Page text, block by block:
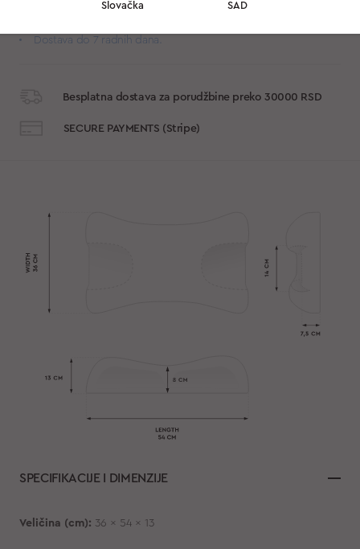
jastuka, tako da tkanina ne pravi bore u udubljenjima i ne utiče
Dostava do 7 radnih dana.
Besplatna dostava za porudžbine preko 30000 RSD
SECURE PAYMENTS (Stripe)
SPECIFIKACIJE I DIMENZIJE
Veličina (cm): 36 x 54 x 13
Slovačka SAD